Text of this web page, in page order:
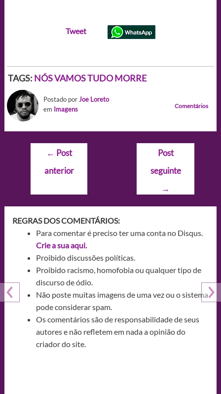
Tweet
TAGS: NÓS VAMOS TUDO MORRE
Postado porJoe Loreto
em Imagens Comentários
Navegação
Post
← Post
anterior
Post
seguinte
→
REGRAS DOS COMENTÁRIOS:
Para comentar é preciso ter uma conta no Disqus.
Crie a sua aqui.
Proibido discussões políticas.
Proibido racismo, homofobia ou qualquer tipo de
discurso de ódio.
Não poste muitas imagens de uma vez ou o sistema
pode considerar spam.
Os comentários são de responsabilidade de seus
autores e não refletem em nada a opinião do
criador do site.